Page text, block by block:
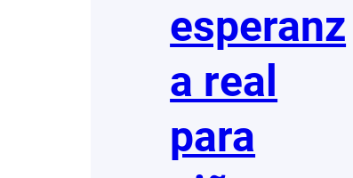
esperanz
a real
para